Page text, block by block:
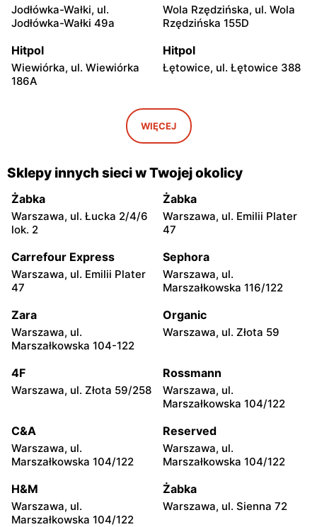
Jodłówka-Wałki, ul.
Jodłówka-Wałki 49a
Wola Rzędzińska, ul. Wola
Rzędzińska 155D
Hitpol
Wiewiórka, ul. Wiewiórka
186A
Hitpol
Łętowice, ul. Łętowice 388
Szczepanów, ul. Łukowa 39
Hitpol
Skrzyszów, ul. Skrzyszów
174B
Hitpol
Grodzisko Dolne, ul.
Grodzisko Dolne 137C
Hitpol
Zgłobice, ul. Zgłobicka 70
Hitpol Hitpol
Hitpol
Wieliczka, ul. Gdowska 31
Hitpol
Tuchów, ul. Rynek 17
Hitpol
Gdów, ul. Łapanowska 1424
Hitpol
Gromnik, ul. Krynicka 2
Glinik Górny, ul. Glinik
Górny 142
Łapanów, ul. Łapanów 15
Brzyska, ul. Brzyska 52 Szerzyny, ul. Szerzyny 670
Hitpol Hitpol
Bieździedza 97
WIĘCEJ
Sklepy innych sieci w Twojej okolicy
Żabka
Warszawa, ul. Łucka 2/4/6
lok. 2
Żabka
Warszawa, ul. Emilii Plater
47
Carrefour Express
Warszawa, ul. Emilii Plater
47
Sephora
Warszawa, ul.
Marszałkowska 116/122
Zara
Warszawa, ul.
Marszałkowska 104-122
Organic
Warszawa, ul. Złota 59
4F
Warszawa, ul. Złota 59/258
Rossmann
Warszawa, ul.
Marszałkowska 104/122
C&A
Warszawa, ul.
Marszałkowska 104/122
Reserved
Warszawa, ul.
Marszałkowska 104/122
H&M
Warszawa, ul.
Marszałkowska 104/122
Żabka
Warszawa, ul. Sienna 72